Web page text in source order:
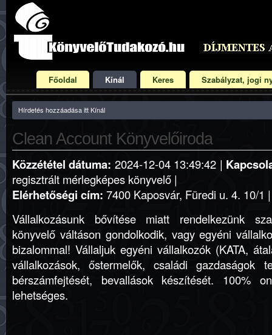
Főoldal Kínál Keres Szabályzat, jogi
Hírdetés hozzáadása itt Kínál
Clean Account Könyvelőiroda
Közzététel dátuma: 2024-12-04 13:49:42 |
regisztrált mérlegképes könyvelő |
Elérhetőségi cím: 7400 Kaposvár, Füredi u. 4. 10/1
Vállalkozásunk bővítése miatt rendelkezünk
könyvelő váltáson gondolkodik, vagy egyéni
bizalommal! Vállaljuk egyéni vállalkozók (KATA,
vállalkozások, őstermelők, családi gazdaságok
bérszámfejtését, bevallások készítését. 100%
lehetséges.